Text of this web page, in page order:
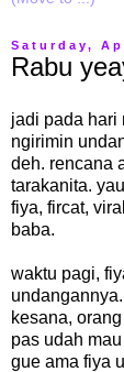
Saturday,
Rabu
jadi pada hari
ngirimin
deh. rencana
tarakanita.
fiya, fircat,
baba.
waktu pagi,
kesana,
pas udah
gue ama fiya